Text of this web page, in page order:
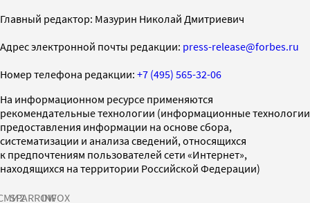
Главный редактор: Мазурин Николай Дмитриевич
Адрес электронной почты редакции: press-release@forbes.ru
Номер телефона редакции: +7 (495) 565-32-06
На информационном ресурсе применяются
рекомендательные технологии (информационные технологии
предоставления информации на основе сбора,
систематизации и анализа сведений, относящихся
к предпочтениям пользователей сети «Интернет»,
находящихся на территории Российской Федерации)
SPARROWINFOX